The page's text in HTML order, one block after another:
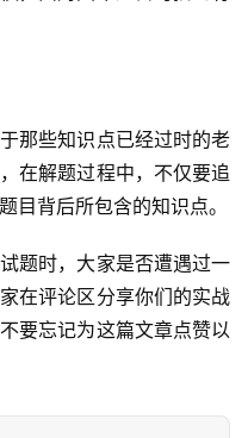
那些知识点已经过时的老
在解题过程中，不仅要追
目背后所包含的知识点。
题时，大家是否遭遇过一
在评论区分享你们的实战
要忘记为这篇文章点赞以